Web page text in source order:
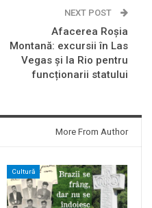
NEXT POST
Afacerea Roșia
Montană: excursii în Las
Vegas și la Rio pentru
funcționarii statului
More From Author
Cultură